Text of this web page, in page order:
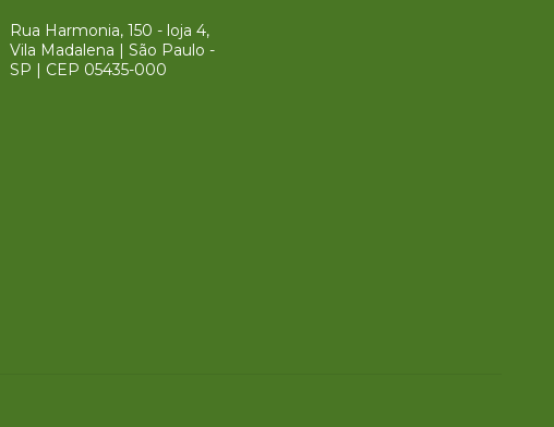
Rua Harmonia, 150 - loja 4,
Vila Madalena | São Paulo -
SP | CEP 05435-000